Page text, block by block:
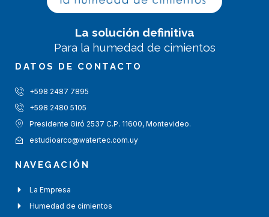
La solución definitiva
Para la humedad de cimientos
DATOS DE CONTACTO
+598 2487 7895
+598 2480 5105
Presidente Giró 2537 C.P. 11600, Montevideo.
estudioarco@watertec.com.uy
NAVEGACIÓN
La Empresa
Humedad de cimientos